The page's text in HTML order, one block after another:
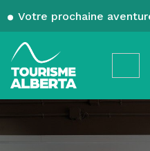
Votre prochaine